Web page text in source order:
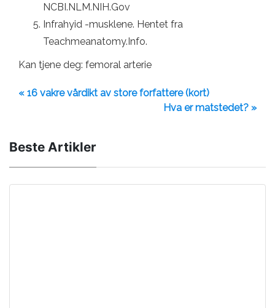
NCBI.NLM.NIH.Gov
Infrahyid -musklene. Hentet fra
Teachmeanatomy.Info.
Kan tjene deg: femoral arterie
« 16 vakre vårdikt av store forfattere (kort)
Hva er matstedet? »
Beste Artikler